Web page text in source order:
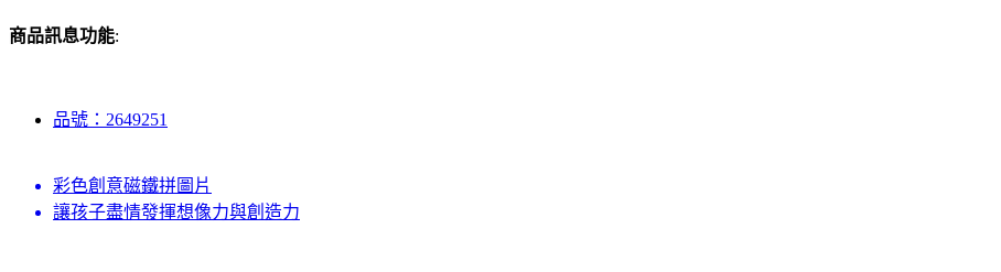
商品訊息功能:
品號：2649251
彩色創意磁鐵拼圖片
讓孩子盡情發揮想像力與創造力